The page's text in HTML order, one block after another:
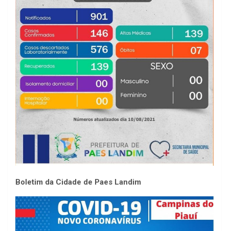
Boletim da Cidade de Paes Landim